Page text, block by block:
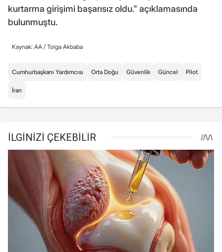
kurtarma girişimi başarısız oldu." açıklamasında
bulunmuştu.
Kaynak: AA / Tolga Akbaba
Cumhurbaşkanı Yardımcısı Orta Doğu Güvenlik Güncel Pilot
İran